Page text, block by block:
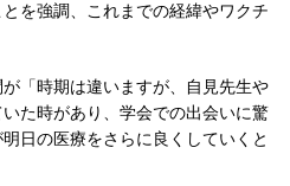
を強調、これまでの経緯やワクチ
「時期は違いますが、自見先生や
た時があり、学会での出会いに驚
日の医療をさらに良くしていくと